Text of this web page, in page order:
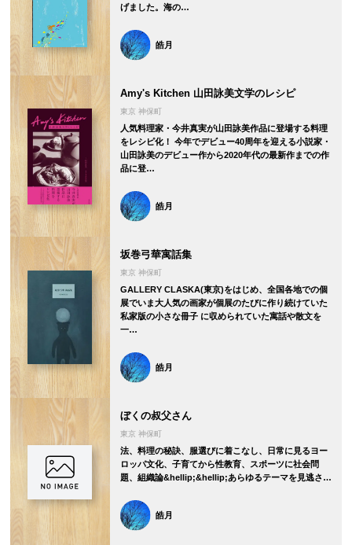
げました。海の…
皓月
Amy's Kitchen 山田詠美文学のレシピ
東京 神保町
人気料理家・今井真実が山田詠美作品に登場する料理
をレシピ化！ 今年でデビュー40周年を迎える小説家・
山田詠美のデビュー作から2020年代の最新作までの作
品に登…
皓月
坂巻弓華寓話集
東京 神保町
GALLERY CLASKA(東京)をはじめ、全国各地での個
展でいま大人気の画家が個展のたびに作り続けていた
私家版の小さな冊子 に収められていた寓話や散文を
一…
皓月
ぼくの叔父さん
東京 神保町
法、料理の秘訣、服選びに着こなし、日常に見るヨー
ロッパ文化、子育てから性教育、スポーツに社会問
題、組織論&hellip;&hellip;あらゆるテーマを見逃さ…
皓月